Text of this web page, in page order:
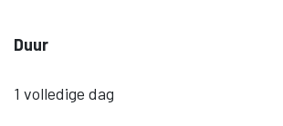
Duur
1 volledige dag